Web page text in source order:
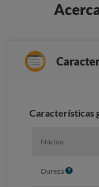
Características
Núcleo
DurezaI